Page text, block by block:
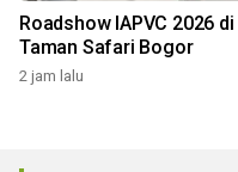
Roadshow IAPVC 2026 di
Taman Safari Bogor
2 jam lalu